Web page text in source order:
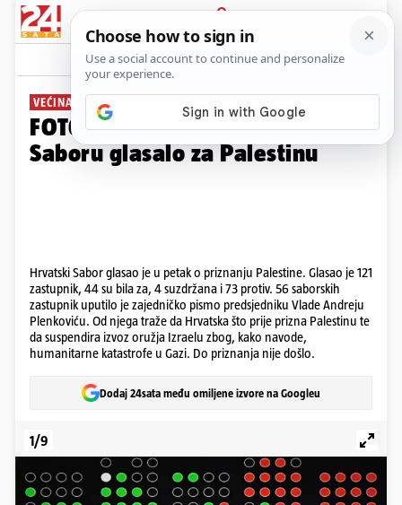
PRIJAVA
Galerija Komentari
VEĆINA BILA PROTIV
FOTO Pogledajte kako se u
Saboru glasalo za Palestinu
Hrvatski Sabor glasao je u petak o priznanju Palestine. Glasao je 121
zastupnik, 44 su bila za, 4 suzdržana i 73 protiv. 56 saborskih
zastupnik uputilo je zajedničko pismo predsjedniku Vlade Andreju
Plenkoviću. Od njega traže da Hrvatska što prije prizna Palestinu te
da suspendira izvoz oružja Izraelu zbog, kako navode,
humanitarne katastrofe u Gazi. Do priznanja nije došlo.
Dodaj 24sata među omiljene izvore na Googleu
1/9